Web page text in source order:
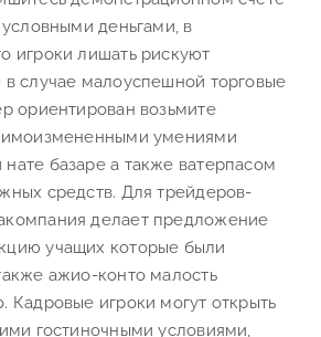
условными деньгами, в
игроки лишать рискуют
в случае малоуспешной торговые
ориентирован возьмите
умениями
базаре а также ватерпасом
средств. Для трейдеров-
делает предложение
учащих которые были
ажио-конто малость
Кадровые игроки могут открыть
гостиночными условиями,